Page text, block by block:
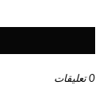
0 تعليقات